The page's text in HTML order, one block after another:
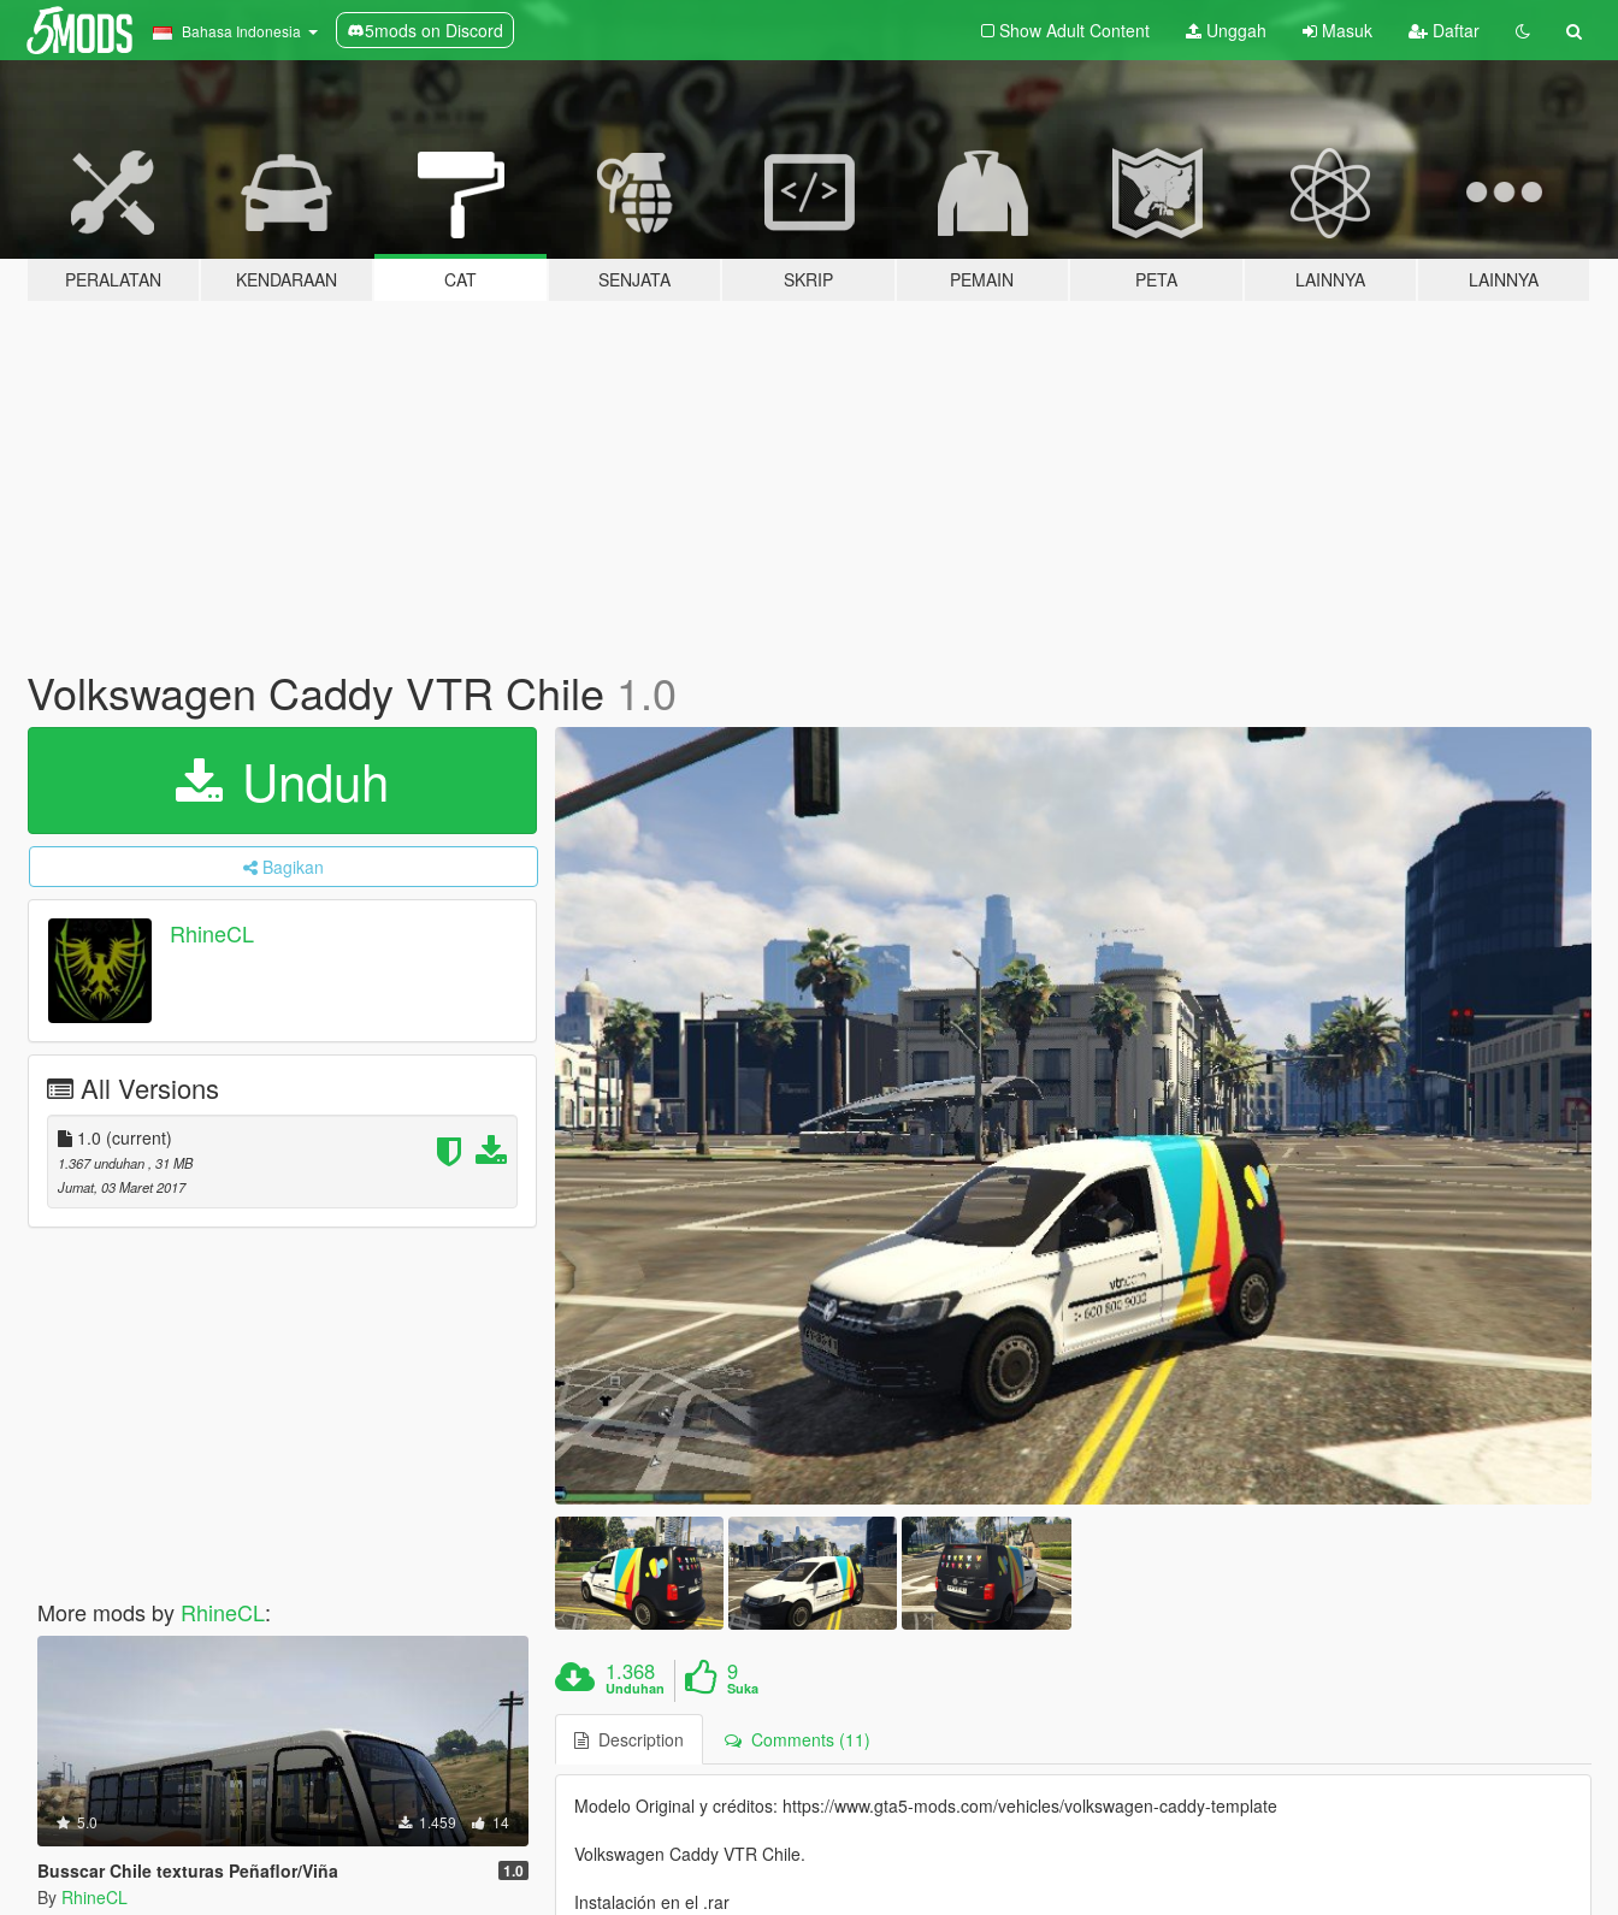
Bahasa Indonesia 5mods on Discord Show Adult Content Unggah Masuk Daftar
PERALATAN KENDARAAN CAT SENJATA SKRIP PEMAIN PETA LAINNYA LAINNYA
Volkswagen Caddy VTR Chile 1.0
Unduh
Bagikan
RhineCL
All Versions
1.0 (current)
1.367 unduhan , 31 MB
Jumat, 03 Maret 2017
More mods by RhineCL:
5.0 1.459 14
Busscar Chile texturas Peñaflor/Viña 1.0
By RhineCL
1.368
Unduhan
9
Suka
Description Comments (11)
Modelo Original y créditos: https://www.gta5-mods.com/vehicles/volkswagen-caddy-template
Volkswagen Caddy VTR Chile.
Instalación en el .rar